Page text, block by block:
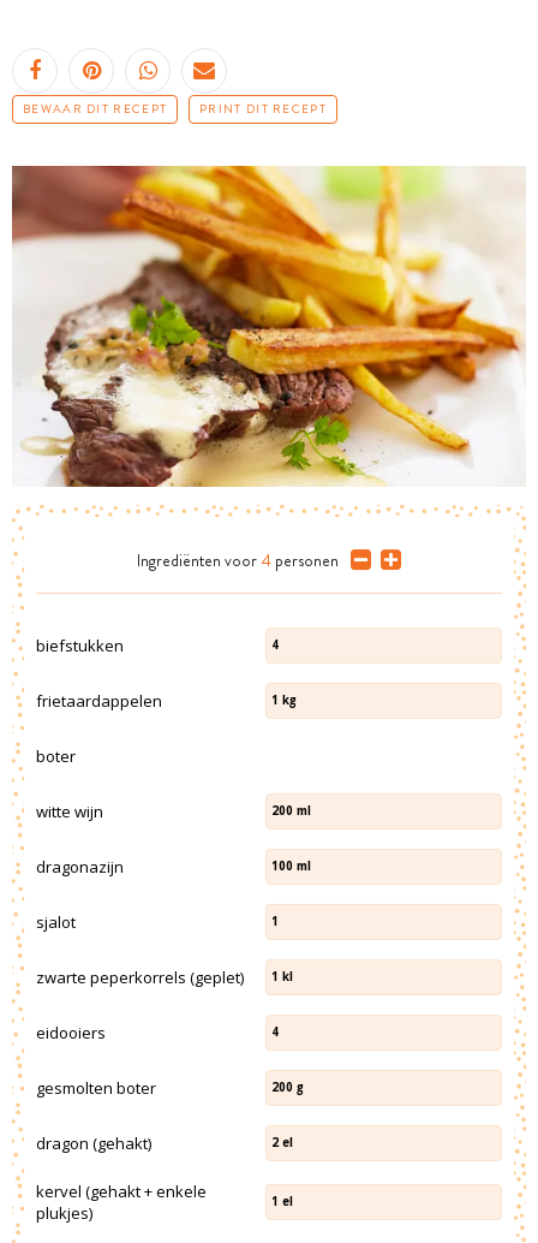
BEWAAR DIT RECEPT PRINT DIT RECEPT
Ingrediënten voor 4 personen
biefstukken 4
frietaardappelen 1 kg
boter
witte wijn 200 ml
dragonazijn 100 ml
sjalot 1
zwarte peperkorrels (geplet) 1 kl
eidooiers 4
gesmolten boter 200 g
dragon (gehakt) 2 el
kervel (gehakt + enkele
plukjes)
1 el